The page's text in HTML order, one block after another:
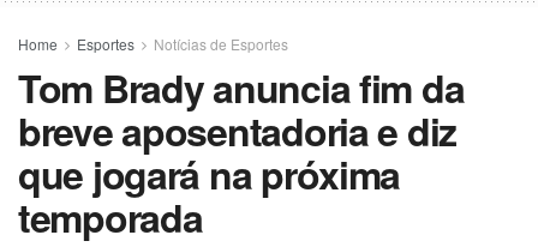
Home Esportes Notícias de Esportes
Tom Brady anuncia fim da
breve aposentadoria e diz
que jogará na próxima
temporada